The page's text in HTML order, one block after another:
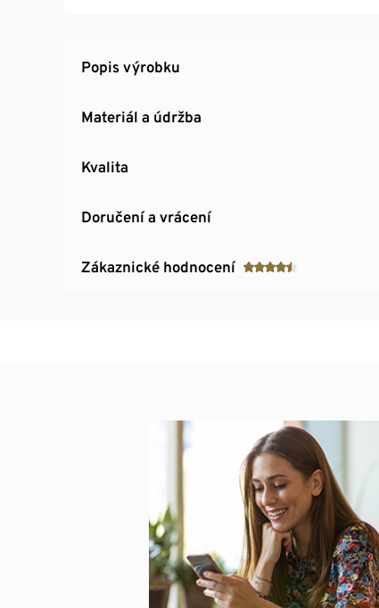
Popis výrobku
Materiál a údržba
Kvalita
Doručení a vrácení
Zákaznické hodnocení